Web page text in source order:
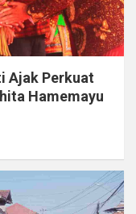
Ajak Perkuat
Hamemayu